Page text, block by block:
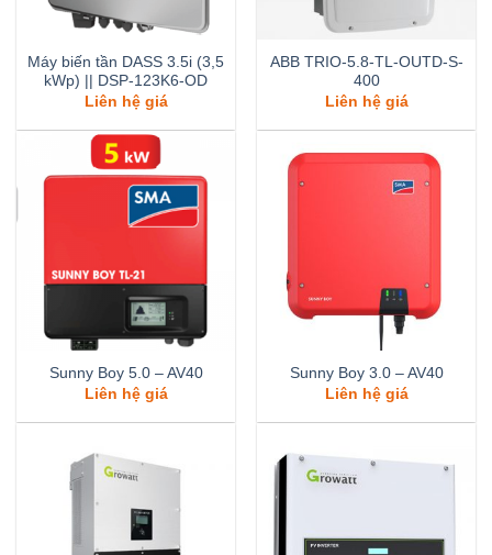
Máy biến tần DASS 3.5i (3,5
kWp) || DSP-123K6-OD
Liên hệ giá
ABB TRIO-5.8-TL-OUTD-S-
400
Liên hệ giá
Sunny Boy 5.0 – AV40
Liên hệ giá
Sunny Boy 3.0 – AV40
Liên hệ giá